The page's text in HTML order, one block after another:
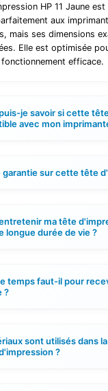
HP 11 Jaune
aux
mais ses dimensions
Elle est optimisée
efficace.
je savoir si cette
avec mon
garantie sur cette tête
ma tête
longue durée de vie ?
temps faut-il pour
?
sont utilisés dans
?